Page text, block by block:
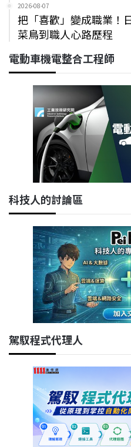
2026-08-07
把「喜歡」變成職業！
菜鳥到職人心路歷程
電動車機電整合工程師
科技人的討論區
駕馭程式代理人